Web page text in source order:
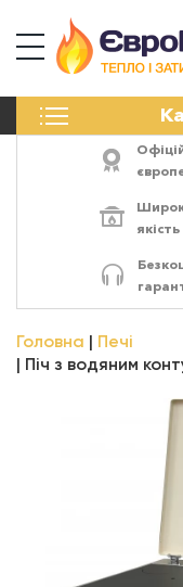
ПЕЧІ
ЕЛЕКТРОКАМІНИ
АКСЕСУАРИ
якість
Головна
Печі
Піч з водяним